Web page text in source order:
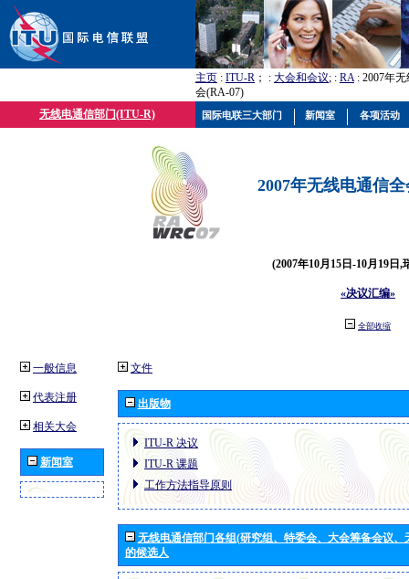
主页 : ITU-R ； : 大会和会议; : RA: 2007年
会(RA-07)
无线电通信部门(ITU-R)
2007年无线电通信
(2007年10月15日-10月19日,
«决议汇编»
全部收缩
一般信息
代表注册
相关大会
新闻室
文件
出版物
ITU-R 决议
ITU-R 课题
工作方法指导原则
无线电通信部门各组(研究组、特委会、大会筹备会议
的候选人
国际电联三大部门 新闻室 各项活动